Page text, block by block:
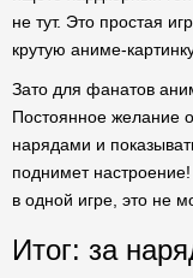
не тут. Это простая
крутую аниме-
Зато для фанатов
Постоянное желание
нарядами и
поднимет
в одной игре, это не
Итог: за